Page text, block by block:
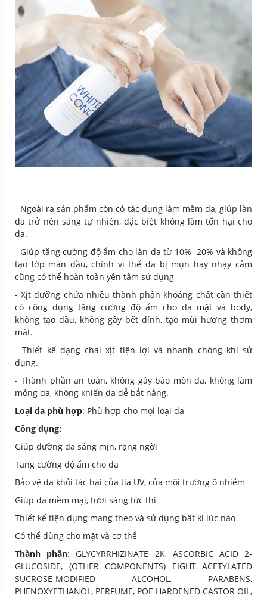
- Ngoài ra sản phẩm còn có tác dụng làm mềm da, giúp làn
da trở nên sáng tự nhiên, đặc biệt không làm tổn hại cho
da.
- Giúp tăng cường độ ẩm cho làn da từ 10% -20% và không
tạo lớp màn dầu, chính vì thế da bị mụn hay nhạy cảm
cũng có thể hoàn toàn yên tâm sử dụng
- Xịt dưỡng chứa nhiều thành phần khoáng chất cần thiết
có công dụng tăng cường độ ẩm cho da mặt và body,
không tạo dầu, không gây bết dính, tạo mùi hương thơm
mát.
- Thiết kế dạng chai xịt tiện lợi và nhanh chóng khi sử
dụng.
- Thành phần an toàn, không gây bào mòn da, không làm
mỏng da, không khiến da dễ bắt nắng.
Loại da phù hợp: Phù hợp cho mọi loại da
Công dụng:
Giúp dưỡng da sáng mịn, rạng ngời
Tăng cường độ ẩm cho da
Bảo vệ da khỏi tác hại của tia UV, của môi trường ô nhiễm
Giúp da mềm mại, tươi sáng tức thì
Thiết kế tiện dụng mang theo và sử dụng bất kì lúc nào
Có thể dùng cho mặt và cơ thể
Thành phần: GLYCYRRHIZINATE 2K, ASCORBIC ACID 2-
GLUCOSIDE, (OTHER COMPONENTS) EIGHT ACETYLATED
SUCROSE-MODIFIED ALCOHOL, PARABENS,
PHENOXYETHANOL, PERFUME, POE HARDENED CASTOR OIL,